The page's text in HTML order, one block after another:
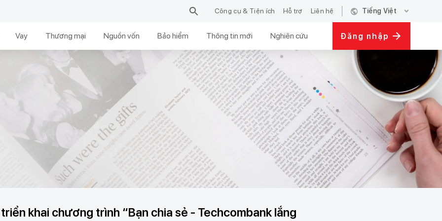
Công cụ & Tiện ích Hỗ trợ Liên hệ public Tiếng Việt expand_more
Vay Thương mại Nguồn vốn Bảo hiểm Thông tin mới Nghiên cứu Đăng nhập
khai chương trình “Bạn chia sẻ - Techcombank lắng